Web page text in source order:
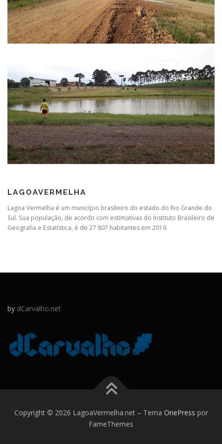
LAGOAVERMELHA
Lagoa Vermelha é um município brasileiro do estado do Rio Grande do
Sul. Sua população, de acordo com estimativas do Instituto Brasileiro de
Geografia e Estatística, é de 27 807 habitantes em 2019.
by dCarvalho.net
Copyright © 2026 LagoaVermelha.net – Tema OnePress por
FameThemes